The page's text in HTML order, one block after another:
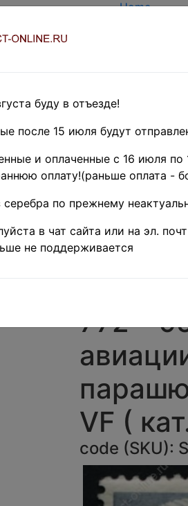
Home
TERMS AND
Home»
»
EUROPE
»
Польша
772 •
VF (
code (SKU):
буду в отъезде!
после 15 июля будут
и оплаченные с 16 июля по
оплату!(раньше оплата -
по прежнему
в чат сайта или на эл.
не поддерживается